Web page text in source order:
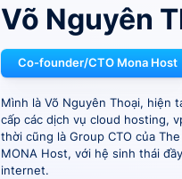
Võ Nguyên
Co-founder/CTO Mona Host
Mình là Võ Nguyên Thoại, hiện
cấp các dịch vụ cloud hosting,
thời cũng là Group CTO của
MONA Host, với hệ sinh thái
internet.